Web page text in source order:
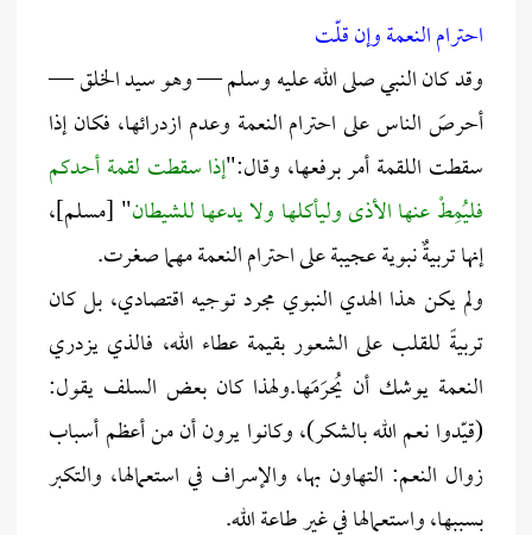
احترام النعمة وإن قلّت
وقد كان النبي صلى الله عليه وسلم — وهو سيد الخلق —
أحرصَ الناس على احترام النعمة وعدم ازدرائها، فكان إذا
سقطت اللقمة أمر برفعها، وقال:"إذا سقطت لقمة أحدكم
فليُمِطْ عنها الأذى وليأكلها ولا يدعها للشيطان" [مسلم]،
إنها تربيةٌ نبوية عجيبة على احترام النعمة مهما صغرت.
ولم يكن هذا الهدي النبوي مجرد توجيه اقتصادي، بل كان
تربيةً للقلب على الشعور بقيمة عطاء الله، فالذي يزدري
النعمة يوشك أن يُحرَمَها.ولهذا كان بعض السلف يقول:
(قيّدوا نعم الله بالشكر)، وكانوا يرون أن من أعظم أسباب
زوال النعم: التهاون بها، والإسراف في استعمالها، والتكبر
بسببها، واستعمالها في غير طاعة الله.